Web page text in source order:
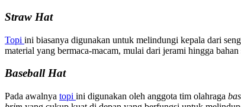
Straw Hat
Topi ini biasanya digunakan untuk melindungi kepala dari
material yang bermaca-macam, mulai dari jerami hingga bahan
Baseball Hat
Pada awalnya topi ini digunakan oleh anggota tim olahraga